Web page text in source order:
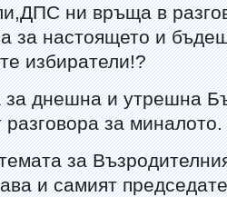
ни връща в
за настоящето и
избиратели!?
за днешна и утрешна
за миналото.
за
и самият